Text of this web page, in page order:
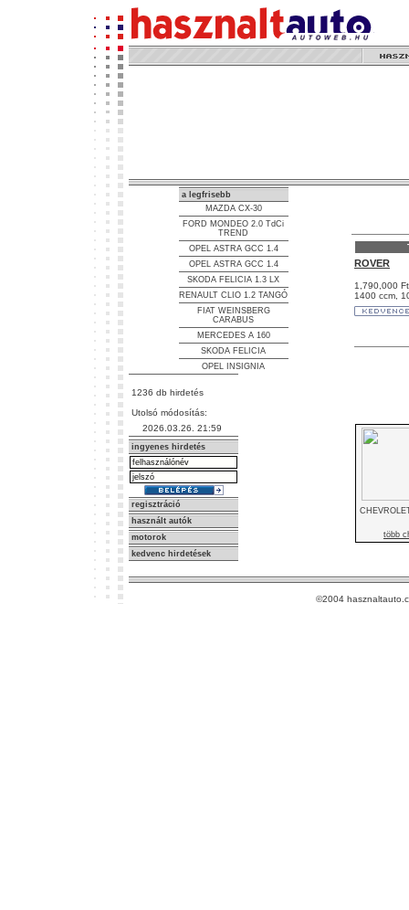
a legfrisebb
MAZDA CX-30
FORD MONDEO 2.0 TdCi
TREND
OPEL ASTRA GCC 1.4
OPEL ASTRA GCC 1.4
SKODA FELICIA 1.3 LX
RENAULT CLIO 1.2 TANGÓ
FIAT WEINSBERG
CARABUS
MERCEDES A 160
SKODA FELICIA
OPEL INSIGNIA
1236 db hirdetés
Utolsó módosítás:
2026.03.26. 21:59
ingyenes hirdetés
regisztráció
használt autók
motorok
kedvenc hirdetések
ROVER
1,790,000
1400 ccm,
több
©2004